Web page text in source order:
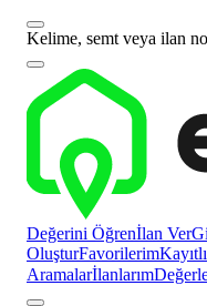
Kelime, semt veya ilan
Değerini Öğrenİlan Ver
OluşturFavorilerimKayıtlı
Aramalarİlanlarım